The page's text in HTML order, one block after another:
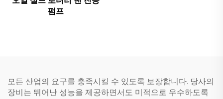
펌프
모든 산업의 요구를 충족시킬 수 있도록 보장합니다. 당사의
장비는 뛰어난 성능을 제공하면서도 미적으로 우수하도록